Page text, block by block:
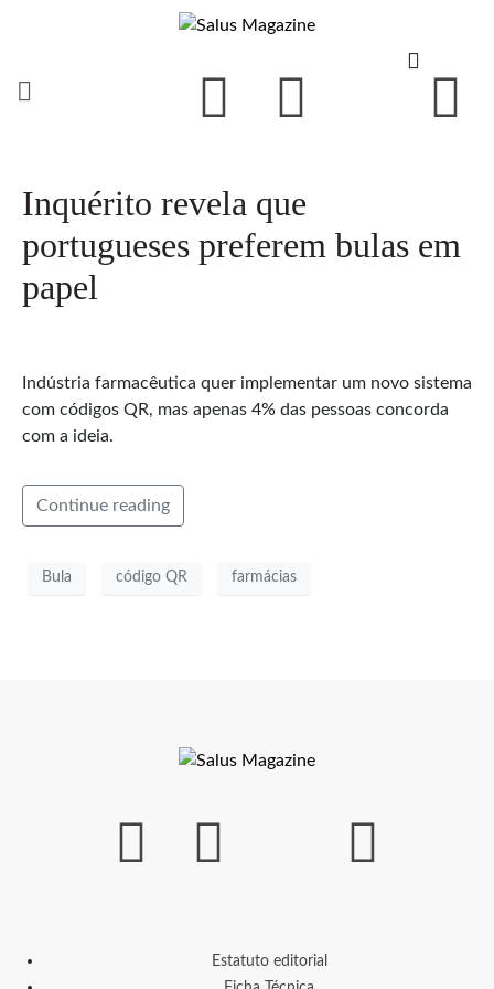
Inquérito revela que
portugueses preferem bulas em
papel
Indústria farmacêutica quer implementar um novo sistema
com códigos QR, mas apenas 4% das pessoas concorda
com a ideia.
Continue reading
Bula código QR farmácias
Estatuto editorial